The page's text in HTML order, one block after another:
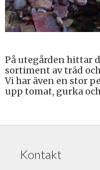
På utegården hittar
sortiment av träd
Vi har även en stor
upp tomat, gurka
Kontakt